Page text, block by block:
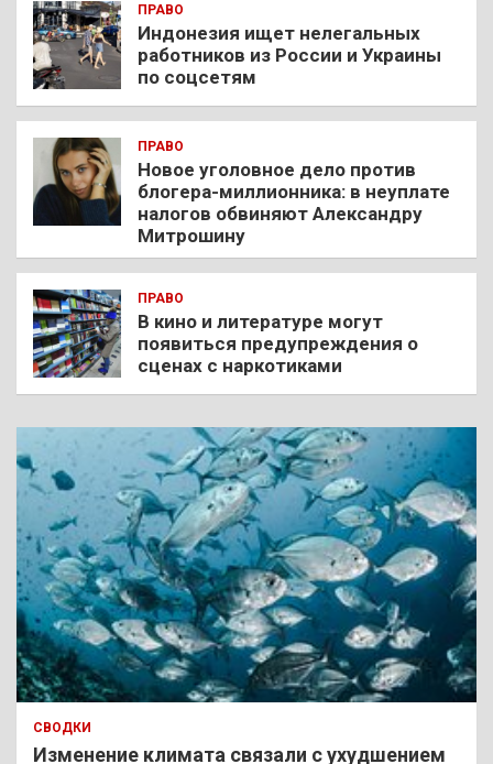
ПРАВО
Индонезия ищет нелегальных
работников из России и Украины
по соцсетям
ПРАВО
Новое уголовное дело против
блогера-миллионника: в неуплате
налогов обвиняют Александру
Митрошину
ПРАВО
В кино и литературе могут
появиться предупреждения о
сценах с наркотиками
СВОДКИ
Изменение климата связали с ухудшением